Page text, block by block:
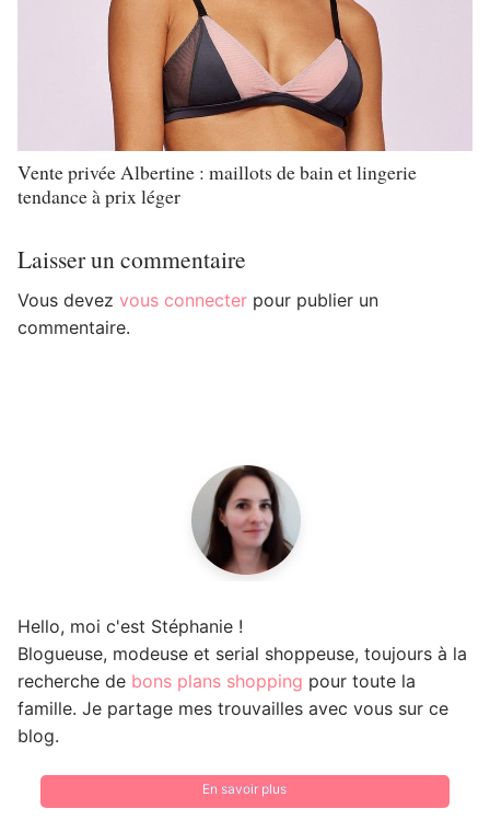
Vente privée Albertine : maillots de bain et lingerie
tendance à prix léger
Laisser un commentaire
Vous devez vous connecter pour publier un
commentaire.
Hello, moi c'est Stéphanie !
Blogueuse, modeuse et serial shoppeuse, toujours à la
recherche de bons plans shopping pour toute la
famille. Je partage mes trouvailles avec vous sur ce
blog.
En savoir plus